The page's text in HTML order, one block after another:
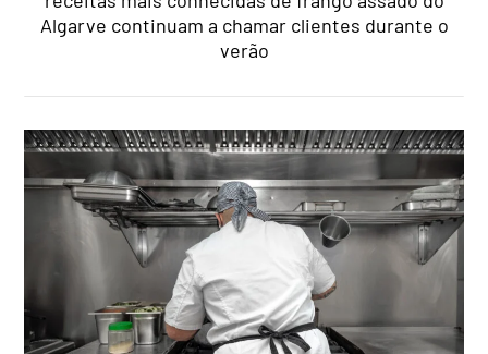
Algarve continuam a chamar clientes durante o
verão